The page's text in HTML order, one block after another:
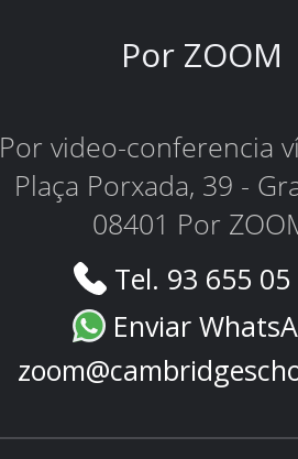
Por ZOOM
Por video-conferencia
Plaça Porxada, 39 -
08401 Por
Tel. 93 655
Enviar